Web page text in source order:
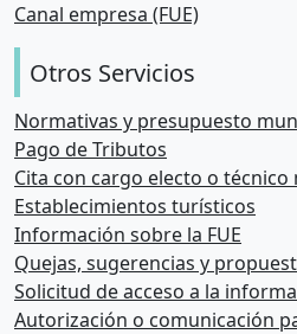
Canal empresa (FUE)
Otros Servicios
Normativas y presupuesto
Pago de Tributos
Cita con cargo electo o técnico
Establecimientos turísticos
Información sobre la FUE
Quejas, sugerencias y
Solicitud de acceso a la
Autorización o comunicación